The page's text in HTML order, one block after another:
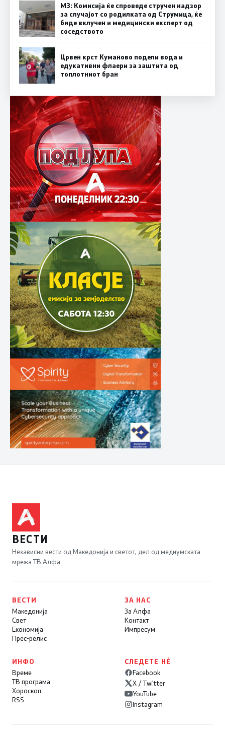
МЗ: Комисија ќе спроведе стручен надзор
за случајот со родилката од Струмица, ќе
биде вклучен и медицински експерт од
соседството
Црвен крст Куманово подели вода и
едукативни флаери за заштита од
топлотниот бран
ВЕСТИ
Независни вести од Македонија и светот, дел од медиумската
мрежа ТВ Алфа.
ВЕСТИ
Македонија
Свет
Економија
Прес-релис
ЗА НАС
За Алфа
Контакт
Импресум
ИНФО
Време
ТВ програма
Хороскоп
RSS
СЛЕДЕТЕ НÉ
Facebook
X / Twitter
YouTube
Instagram